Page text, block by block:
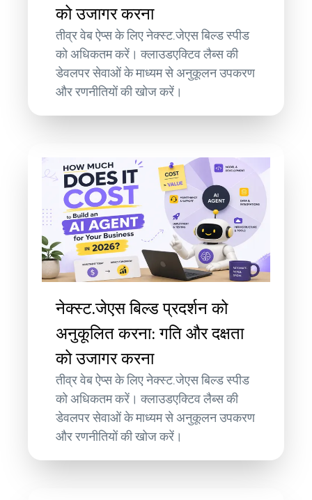
को उजागर करना
तीव्र वेब ऐप्स के लिए नेक्स्ट.जेएस बिल्ड स्पीड
को अधिकतम करें। क्लाउडएक्टिव लैब्स की
डेवलपर सेवाओं के माध्यम से अनुकूलन उपकरण
और रणनीतियों की खोज करें।
नेक्स्ट.जेएस बिल्ड प्रदर्शन को
अनुकूलित करना: गति और दक्षता
को उजागर करना
तीव्र वेब ऐप्स के लिए नेक्स्ट.जेएस बिल्ड स्पीड
को अधिकतम करें। क्लाउडएक्टिव लैब्स की
डेवलपर सेवाओं के माध्यम से अनुकूलन उपकरण
और रणनीतियों की खोज करें।